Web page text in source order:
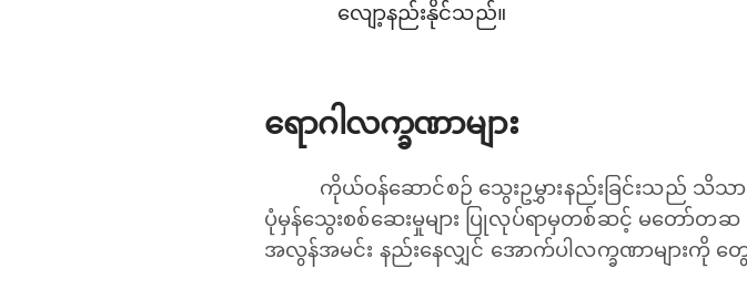
လျော့နည်းနိုင်သည်။
ရောဂါလက္ခဏာများ
ကိုယ်ဝန်ဆောင်စဉ် သွေးဥမွှားနည်းခြင်းသည် သိသ
ပုံမှန်သွေးစစ်ဆေးမှုများ ပြုလုပ်ရာမှတစ်ဆင့် မတော်
အလွန်အမင်း နည်းနေလျှင် အောက်ပါလက္ခဏာများကို